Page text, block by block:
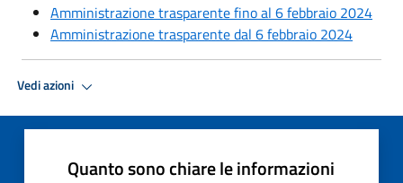
Amministrazione trasparente fino al 6 febbraio 2024
Amministrazione trasparente dal 6 febbraio 2024
Vedi azioni
Quanto sono chiare le informazioni